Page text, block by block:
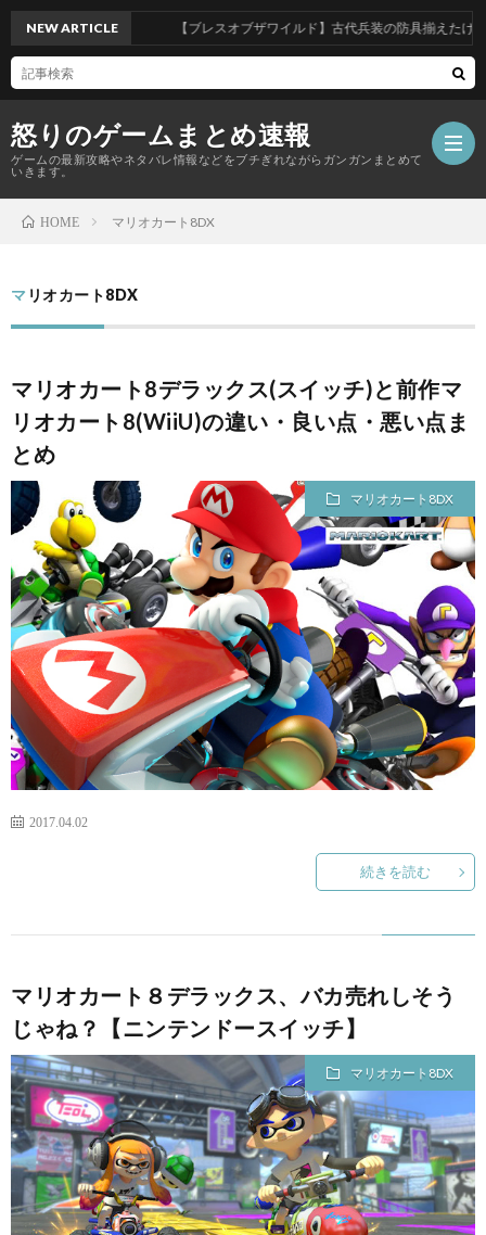
怒りのゲームまとめ速報
ゲームの最新攻略やネタバレ情報などをブチぎれながらガンガンまとめて
いきます。
ゲ
ム
ま
と
互
RSS
NEW ARTICLE 【ブレスオブザワイルド】古代兵装の防具揃えたけど
HOME マリオカート8DX
マリオカート8DX
マリオカート8デラックス(スイッチ)と前作マ
リオカート8(WiiU)の違い・良い点・悪い点ま
とめ
マリオカート8DX
2017.04.02
続きを読む
マリオカート８デラックス、バカ売れしそう
じゃね？【ニンテンドースイッチ】
マリオカート8DX